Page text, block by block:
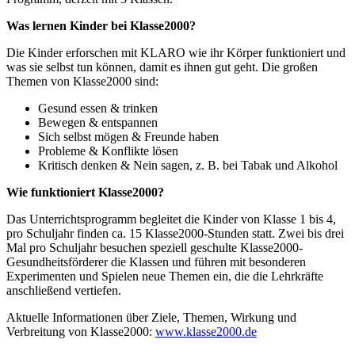
Was lernen Kinder bei Klasse2000?
Die Kinder erforschen mit KLARO wie ihr Körper funktioniert und
was sie selbst tun können, damit es ihnen gut geht. Die großen
Themen von Klasse2000 sind:
Gesund essen & trinken
Bewegen & entspannen
Sich selbst mögen & Freunde haben
Probleme & Konflikte lösen
Kritisch denken & Nein sagen, z. B. bei Tabak und Alkohol
Wie funktioniert Klasse2000?
Das Unterrichtsprogramm begleitet die Kinder von Klasse 1 bis 4,
pro Schuljahr finden ca. 15 Klasse2000-Stunden statt. Zwei bis drei
Mal pro Schuljahr besuchen speziell geschulte Klasse2000-
Gesundheitsförderer die Klassen und führen mit besonderen
Experimenten und Spielen neue Themen ein, die die Lehrkräfte
anschließend vertiefen.
Aktuelle Informationen über Ziele, Themen, Wirkung und
Verbreitung von Klasse2000: www.klasse2000.de